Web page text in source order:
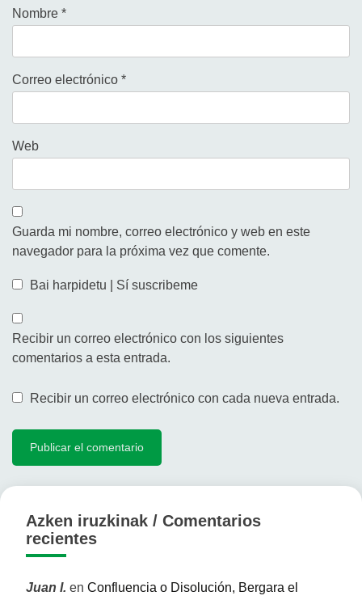
Nombre *
Correo electrónico *
Web
Guarda mi nombre, correo electrónico y web en este
navegador para la próxima vez que comente.
Bai harpidetu | Sí suscribeme
Recibir un correo electrónico con los siguientes
comentarios a esta entrada.
Recibir un correo electrónico con cada nueva entrada.
Azken iruzkinak / Comentarios
recientes
Juan I. en Confluencia o Disolución, Bergara el